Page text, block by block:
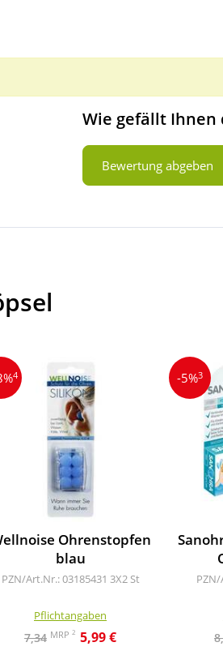
Wie gefällt Ihnen
Bewertung abgeben
4
Ohrenstopfen
blau
PZN/Art.Nr.: 03185431 3X2 St
Pflichtangaben
7,34 MRP 2 5,99 €
-5%3